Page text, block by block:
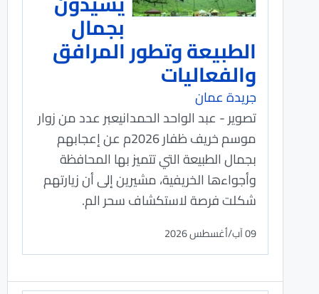
بجمال
الطبيعة وتطور المرافق
والفعاليات
جريدة عمان
تصوير - عبد الواحد الحمدانيعبر عدد من زوار
موسم خريف ظفار 2026م عن إعجابهم
بجمال الطبيعة التي تتميز بها المحافظة
وأجواءها الخريفية، مشيرين إلى أن زيارتهم
شكلت فرصة لاستكشاف سحر الم.
09 آب/أغسطس 2026